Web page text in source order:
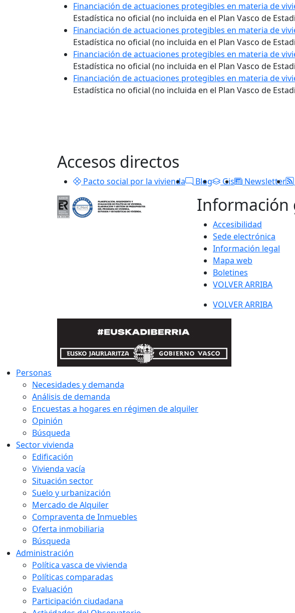
Financiación de actuaciones protegibles en materia de
Estadística no oficial (no incluida en el Plan Vasco de
Financiación de actuaciones protegibles en materia de
Estadística no oficial (no incluida en el Plan Vasco de
Financiación de actuaciones protegibles en materia de
Estadística no oficial (no incluida en el Plan Vasco de
Financiación de actuaciones protegibles en materia de
Estadística no oficial (no incluida en el Plan Vasco de
Accesos directos
Pacto social por la vivienda Blog Gis Newsletter
Información
Accesibilidad
Sede electrónica
Información legal
Mapa web
Boletines
VOLVER ARRIBA
VOLVER ARRIBA
Personas
Necesidades y demanda
Análisis de demanda
Encuestas a hogares en régimen de alquiler
Opinión
Búsqueda
Sector vivienda
Edificación
Vivienda vacía
Situación sector
Suelo y urbanización
Mercado de Alquiler
Compraventa de Inmuebles
Oferta inmobiliaria
Búsqueda
Administración
Política vasca de vivienda
Políticas comparadas
Evaluación
Participación ciudadana